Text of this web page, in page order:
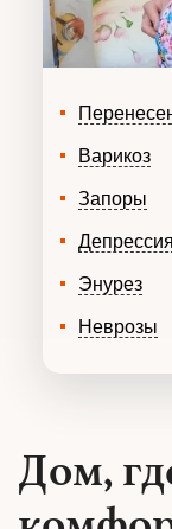
Варикоз
Запоры
Депрессия
Энурез
Неврозы
Дом,